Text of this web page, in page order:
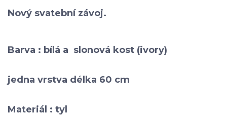
Nový svatební závoj.
Barva : bílá a slonová kost (ivory)
jedna vrstva délka 60 cm
Materiál : tyl